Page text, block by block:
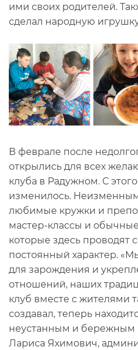
ими своих родителей.
сделал народную
В феврале после
открылись для всех
клуба в Радужном. С
изменилось. Неизменным
любимые кружки и
мастер-классы и
которые здесь проводят
постоянный характер.
для зарождения и
отношений, наших
клуб вместе с жителями
создавал, теперь
неустанным и бережным
Лариса Яхимович,